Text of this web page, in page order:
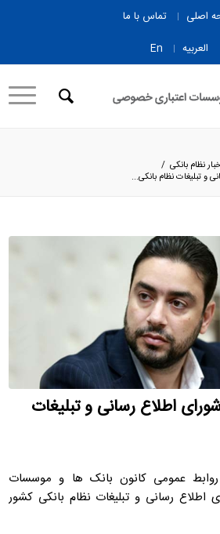
اصلی
تماس با ما
العربیه
En
نظام بانکی /
و تبلیغات نظام بانکی...
اطلاع رسانی و تبلیغات
روابط عمومی کانون بانک ها و موسسات
رسانی و تبلیغات نظام بانکی کشور